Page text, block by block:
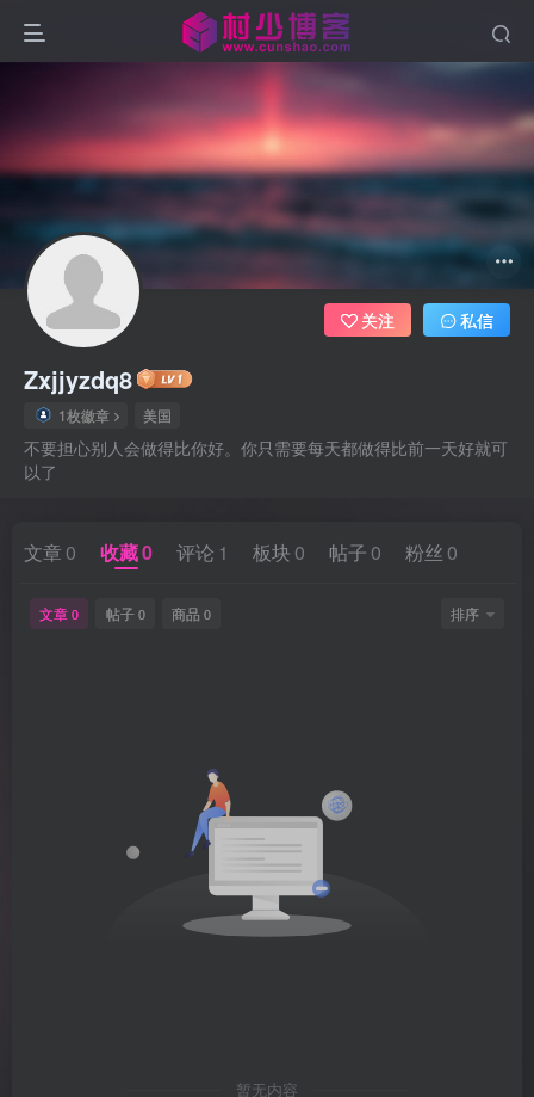
Zxjjyzdq8
1枚徽章 美国
不要担心别人会做得比你好。你只需要每天都做得比前一天好就可
以了
关注 私信
文章 0 收藏0 评论 1 板块 0 帖子 0 粉丝 0
文章 0 帖子 0 商品 0 排序
暂无内容